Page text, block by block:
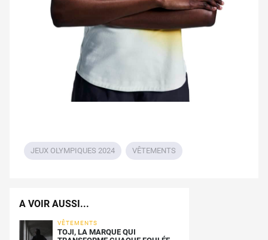
JEUX OLYMPIQUES 2024 VÊTEMENTS
A VOIR AUSSI...
VÊTEMENTS
TOJI, LA MARQUE QUI